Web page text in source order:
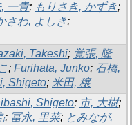
一貴; もりさき, かずき;
さわ, よしき;
Takeshi; 覚張, 隆
; Furihata, Junko; 石橋,
Shigeto; 米田, 穣
Shigeto; 市, 大樹;
; 冨永, 里菜; とみなが,